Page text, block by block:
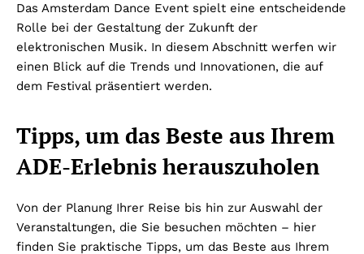
Das Amsterdam Dance Event spielt eine entscheidende
Rolle bei der Gestaltung der Zukunft der
elektronischen Musik. In diesem Abschnitt werfen wir
einen Blick auf die Trends und Innovationen, die auf
dem Festival präsentiert werden.
Tipps, um das Beste aus Ihrem
ADE-Erlebnis herauszuholen
Von der Planung Ihrer Reise bis hin zur Auswahl der
Veranstaltungen, die Sie besuchen möchten – hier
finden Sie praktische Tipps, um das Beste aus Ihrem